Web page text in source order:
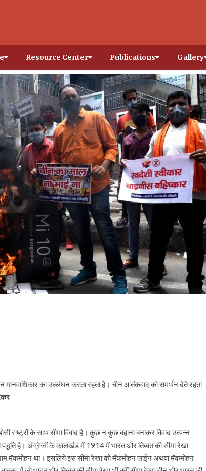
Resource Center Publications Gallery
मानवाधिकार का उल्लंघन करता रहता है। चीन आतंकवाद को समर्थन देते रहता
के साथ सीमा विवाद है। कुछ न कुछ बहाना बनाकर विवाद उत्पन्न
पद्धति है। अंग्रेजों के कालखंड में 1914 में भारत और तिब्बत की सीमा रेखा
मॅकमोहन था। इसलिये इस सीमा रेखा को मॅकमोहन लाईन अथवा मॅकमोहन